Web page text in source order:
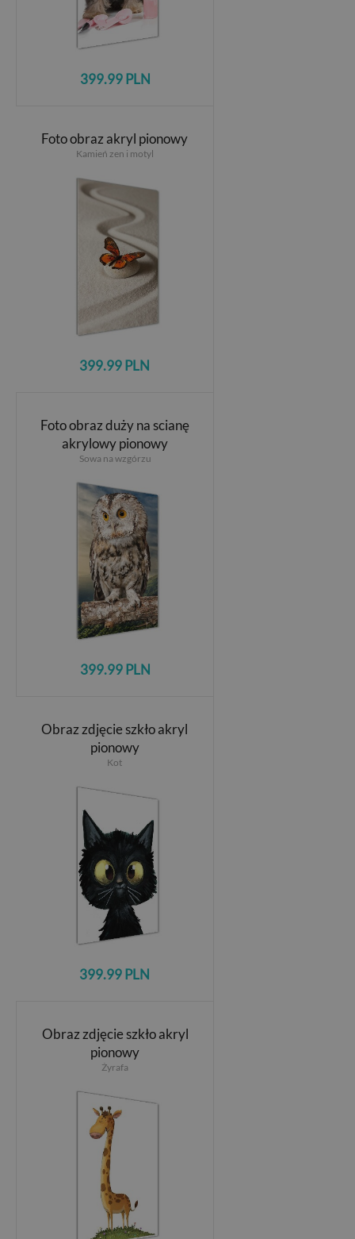
399.99 PLN
Foto obraz akryl pionowy
Kamień zen i motyl
399.99 PLN
Foto obraz duży na scianę
akrylowy pionowy
Sowa na wzgórzu
399.99 PLN
Obraz zdjęcie szkło akryl
pionowy
Kot
399.99 PLN
Obraz zdjęcie szkło akryl
pionowy
Żyrafa